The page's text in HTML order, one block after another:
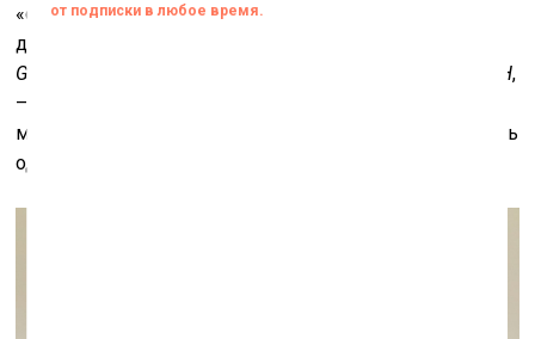
«свои», петербургские галереи – от старшей из ныне
действующих на поле современного искусства
Gisich Gallery
MYTH,
– которым удалось за последние годы перетянуть
многих художников, и такой патриотизм можно считать
одним из результатов проекта.